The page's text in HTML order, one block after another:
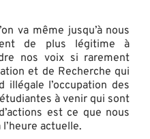
même jusqu’à nous
de plus légitime à
nos voix si rarement
et de Recherche qui
illégale l’occupation des
à venir qui sont
est ce que nous
actuelle.